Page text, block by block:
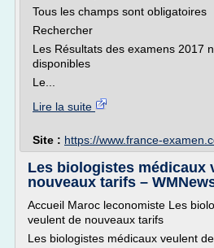
Tous les champs sont obligatoires
Rechercher
Les Résultats des examens 2017
disponibles
Le...
Lire la suite
Site : https://www.france-
Les biologistes médicaux
nouveaux tarifs –
Accueil Maroc leconomiste Les
veulent de nouveaux tarifs
Les biologistes médicaux veulent